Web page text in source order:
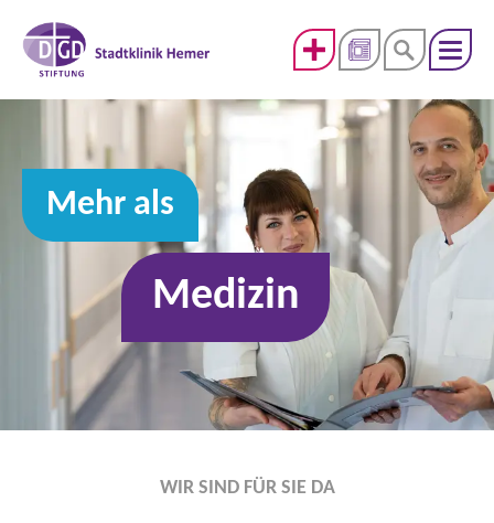
Mehr als
Medizin
WIR SIND FÜR SIE DA